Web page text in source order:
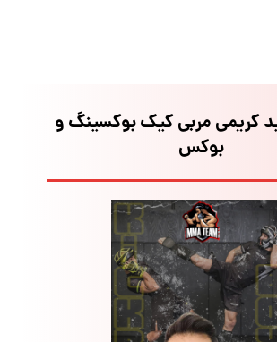
کریمی مربی کیک بوکسینگ و
بوکس